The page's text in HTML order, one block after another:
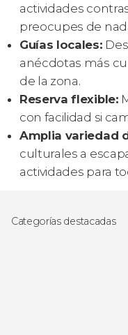
actividades
preocupes de
Guías locales:
anécdotas más
de la zona.
Reserva flexible:
con facilidad si
Amplia variedad
culturales a
actividades para
Categorías destacadas